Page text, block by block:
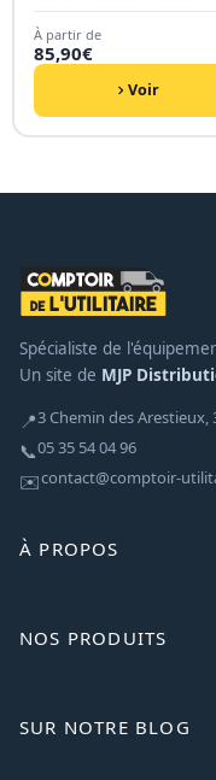
À partir de
85,90€
Voir
Spécialiste de
Un site de MJP
📍3 Chemin des Arestieux,
📞05 35 54 04 96
✉️contact@comptoir-
À PROPOS
NOS PRODUITS
SUR NOTRE BLOG